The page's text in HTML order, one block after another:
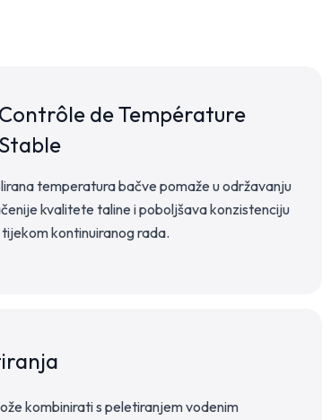
Contrôle de Température
Stable
temperatura bačve pomaže u održavanju
kvalitete taline i poboljšava konzistenciju
kontinuiranog rada.
kombinirati s peletiranjem vodenim